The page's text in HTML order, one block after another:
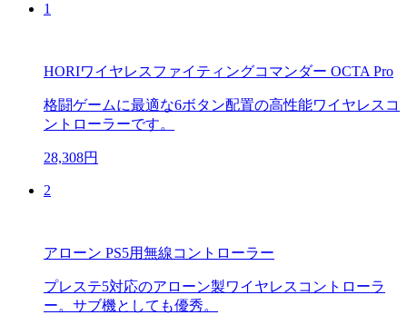
1
HORIワイヤレスファイティングコマンダー OCTA Pro
格闘ゲームに最適な6ボタン配置の高性能ワイヤレスコ
ントローラーです。
28,308円
2
アローン PS5用無線コントローラー
プレステ5対応のアローン製ワイヤレスコントローラ
ー。サブ機としても優秀。